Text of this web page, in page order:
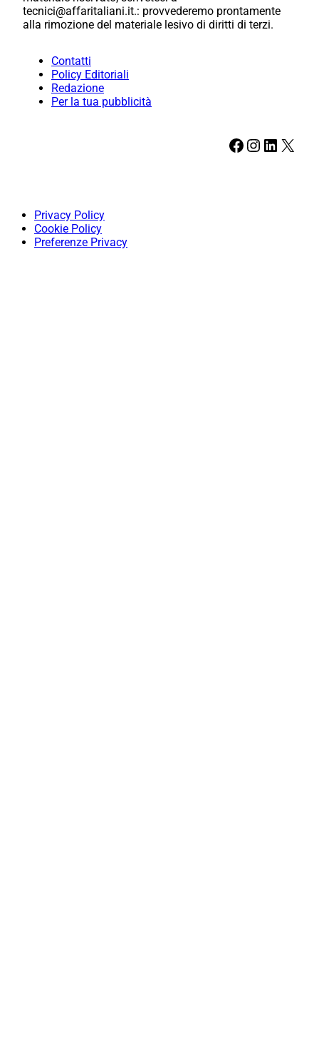
tecnici@affaritaliani.it.: provvederemo prontamente
alla rimozione del materiale lesivo di diritti di terzi.
Contatti
Policy Editoriali
Redazione
Per la tua pubblicità
Facebook Instagram LinkedIn X
Privacy Policy
Cookie Policy
Preferenze Privacy